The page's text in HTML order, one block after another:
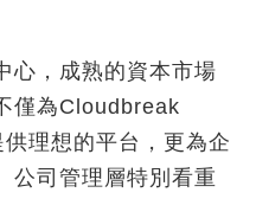
心，成熟的資本市場
僅為Cloudbreak
理想的平台，更為企
公司管理層特別看重